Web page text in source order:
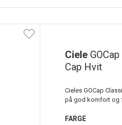
Ciele
Cap Hvit
Cieles GOCap
på god komfort og
FARGE